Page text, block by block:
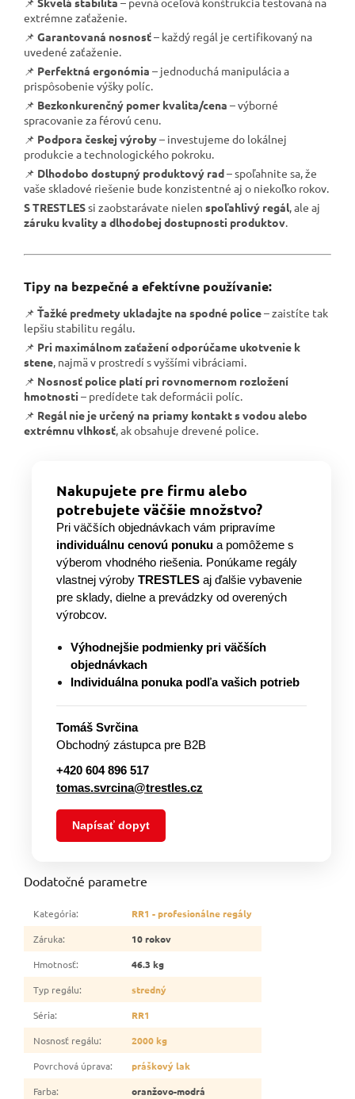
extrémne zaťaženie.
📌 Garantovaná nosnosť– každý regál je certifikovaný na
uvedené zaťaženie.
📌 Perfektná ergonómia – jednoduchá manipulácia a
prispôsobenie výšky políc.
📌 Bezkonkurenčný pomer kvalita/cena – výborné
spracovanie za férovú cenu.
📌 Podpora českej výroby– investujeme do lokálnej
produkcie a technologického pokroku.
📌 Dlhodobo dostupný produktový rad– spoľahnite sa, že
vaše skladové riešenie bude konzistentné aj o niekoľko rokov.
S TRESTLESsi zaobstarávate nielen spoľahlivý regál , ale aj
záruku kvality a dlhodobej dostupnosti produktov
Tipy na bezpečné a efektívne používanie:
📌 Ťažké predmety ukladajte na spodné police– zaistíte tak
lepšiu stabilitu regálu.
📌 Pri maximálnom zaťažení odporúčame ukotvenie k
stene , najmä v prostredí s vyššími vibráciami.
📌 Nosnosť police platí pri rovnomernom rozložení
hmotnosti – predídete tak deformácii políc.
📌 Regál nie je určený na priamy kontakt s vodou alebo
extrémnu vlhkosť , ak obsahuje drevené police.
Nakupujete pre firmu alebo
potrebujete väčšie množstvo?
Pri väčších objednávkach vám pripravíme
individuálnu cenovú ponuku a pomôžeme s
výberom vhodného riešenia. Ponúkame regály
vlastnej výroby TRESTLES aj ďalšie vybavenie
pre sklady, dielne a prevádzky od overených
výrobcov.
Výhodnejšie podmienky pri väčších
objednávkach
Individuálna ponuka podľa vašich potrieb
Tomáš Svrčina
Obchodný zástupca pre B2B
+420 604 896 517
tomas.svrcina@trestles.cz
Napísať dopyt
Dodatočné parametre
Kategória:
RR1 - profesionálne regály
Záruka:
10 rokov
Hmotnosť:
46.3 kg
Typ regálu:
stredný
Séria:
RR1
Nosnosť regálu:
2000 kg
Povrchová úprava:
práškový lak
Farba:
oranžovo-modrá